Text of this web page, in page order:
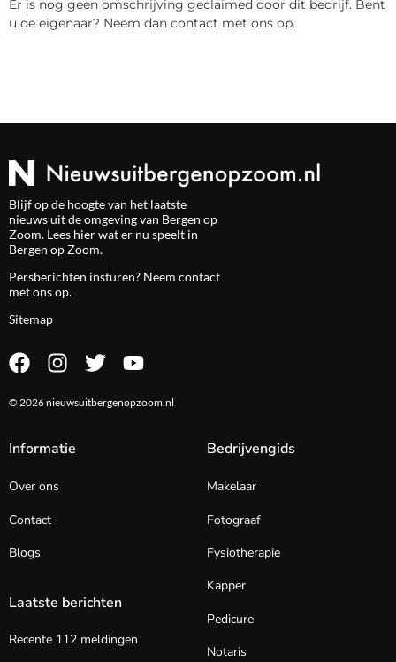
Er is nog geen omschrijving geclaimed door dit bedrijf. Bent
u de eigenaar? Neem dan contact met ons op.
Blijf op de hoogte van het laatste
nieuws uit de omgeving van Bergen op
Zoom. Lees hier wat er nu speelt in
Bergen op Zoom.
Persberichten insturen? Neem contact
met ons op.
Sitemap
© 2026 nieuwsuitbergenopzoom.nl
Informatie
Over ons
Contact
Blogs
Laatste berichten
Recente 112 meldingen
Bedrijvengids
Makelaar
Fotograaf
Fysiotherapie
Kapper
Pedicure
Notaris